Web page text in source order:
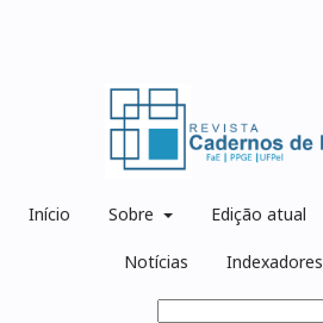
Início Sobre Edição atual
Notícias Indexadores